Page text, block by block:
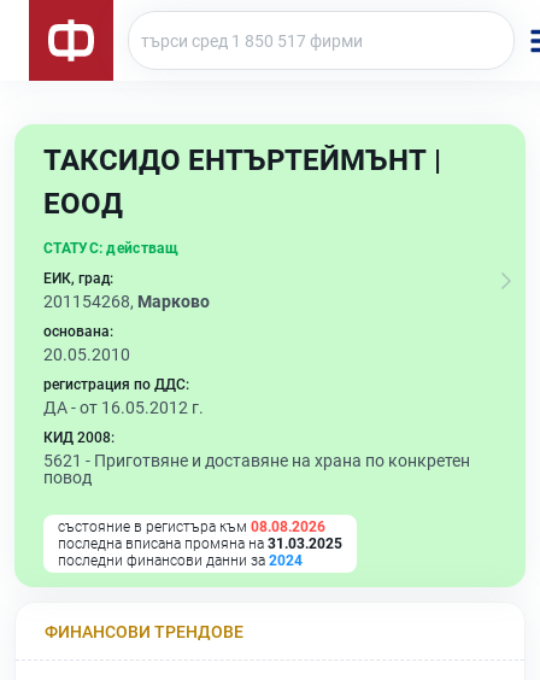
ТАКСИДО ЕНТЪРТЕЙМЪНТ |
ЕООД
СТАТУС: действащ
ЕИК, град:
201154268, Марково
основана:
20.05.2010
регистрация по ДДС:
ДА - от 16.05.2012 г.
КИД 2008:
5621 - Приготвяне и доставяне на храна по конкретен
повод
състояние в регистъра към 08.08.2026
последна вписана промяна на 31.03.2025
последни финансови данни за 2024
ФИНАНСОВИ ТРЕНДОВЕ